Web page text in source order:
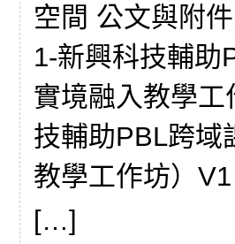
空間 公文與附
1-新興科技輔助
實境融入教學
技輔助PBL跨域
教學工作坊）V1
[…]